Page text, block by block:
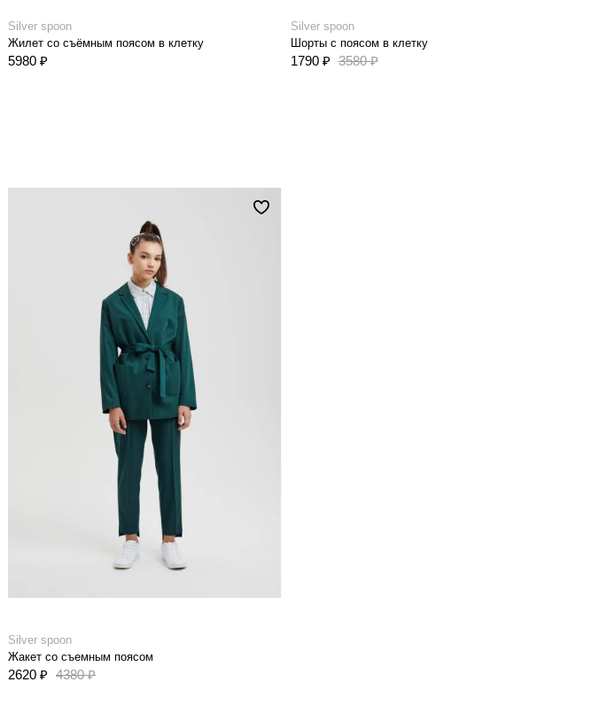
Silver spoon
Жилет со съёмным поясом в клетку
5980 ₽
Silver spoon
Шорты с поясом в клетку
1790 ₽ 3580 ₽
Silver spoon
Жакет со съемным поясом
2620 ₽ 4380 ₽